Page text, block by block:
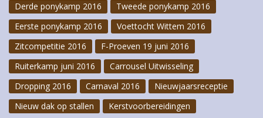
Derde ponykamp 2016
Tweede ponykamp 2016
Eerste ponykamp 2016
Voettocht Wittem 2016
Zitcompetitie 2016
F-Proeven 19 juni 2016
Ruiterkamp juni 2016
Carrousel Uitwisseling
Dropping 2016
Carnaval 2016
Nieuwjaarsreceptie
Nieuw dak op stallen
Kerstvoorbereidingen